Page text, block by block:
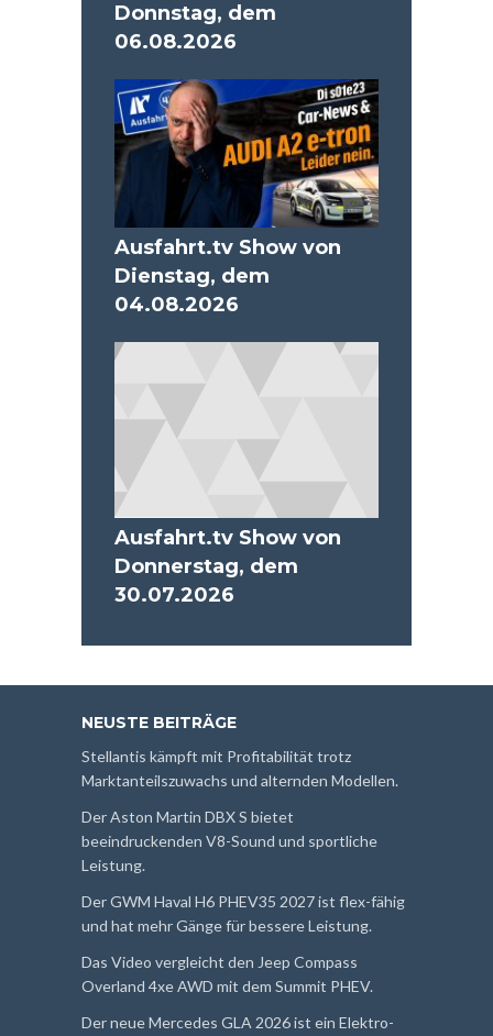
Donnstag, dem
06.08.2026
Ausfahrt.tv Show von
Dienstag, dem
04.08.2026
Ausfahrt.tv Show von
Donnerstag, dem
30.07.2026
NEUSTE BEITRÄGE
Stellantis kämpft mit Profitabilität trotz
Marktanteilszuwachs und alternden Modellen.
Der Aston Martin DBX S bietet
beeindruckenden V8-Sound und sportliche
Leistung.
Der GWM Haval H6 PHEV35 2027 ist flex-fähig
und hat mehr Gänge für bessere Leistung.
Das Video vergleicht den Jeep Compass
Overland 4xe AWD mit dem Summit PHEV.
Der neue Mercedes GLA 2026 ist ein Elektro-